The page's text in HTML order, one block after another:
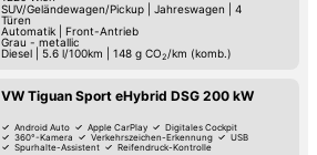
SUV/Geländewagen/Pickup| Jahreswagen
4
Türen
Automatik|
Front-Antrieb
Grau - metallic
Diesel
5.6 l/100km 148 g CO2 /km (komb.)
VW Tiguan Sport eHybrid DSG 200 kW
Android Auto Apple CarPlay
Digitales Cockpit
360°-Kamera
Verkehrszeichen-Erkennung
USB
Spurhalte-Assistent
Reifendruck-Kontrolle